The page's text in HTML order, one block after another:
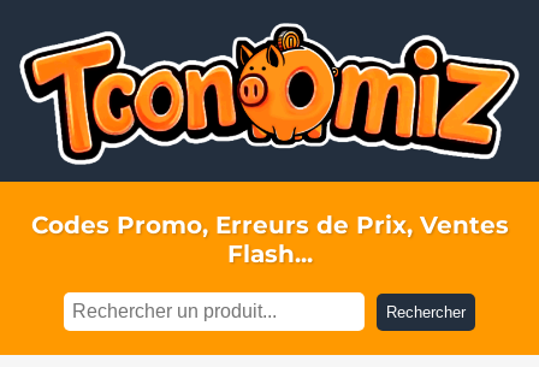
Codes Promo, Erreurs de Prix, Ventes
Flash...
Rechercher